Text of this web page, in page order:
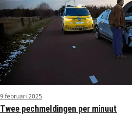
9 februari 2025
Twee pechmeldingen per minuut